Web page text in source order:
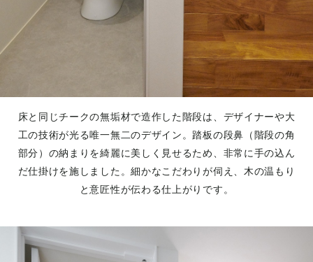
床と同じチークの無垢材で造作した階段は、デザイナーや大
工の技術が光る唯一無二のデザイン。踏板の段鼻（階段の角
部分）の納まりを綺麗に美しく見せるため、非常に手の込ん
だ仕掛けを施しました。細かなこだわりが伺え、木の温もり
と意匠性が伝わる仕上がりです。